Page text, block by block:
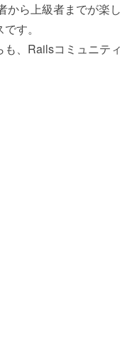
から上級者までが楽
す。
、Railsコミュニテ